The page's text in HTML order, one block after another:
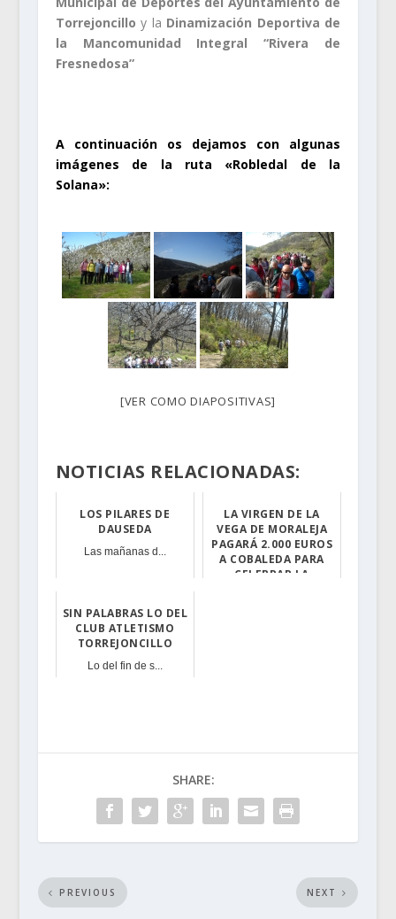
Torrejoncillo y la Dinamización Deportiva de
la Mancomunidad Integral “Rivera de
Fresnedosa”
A continuación os dejamos con algunas
imágenes de la ruta «Robledal de la
Solana»:
[VER COMO DIAPOSITIVAS]
NOTICIAS RELACIONADAS:
LOS PILARES DE
DAUSEDA
Las mañanas d...
LA VIRGEN DE LA
VEGA DE MORALEJA
PAGARÁ 2.000 EUROS
A COBALEDA PARA
CELEBRAR LA
SIN PALABRAS LO DEL
CLUB ATLETISMO
TORREJONCILLO
Lo del fin de s...
SHARE:
PREVIOUS NEXT